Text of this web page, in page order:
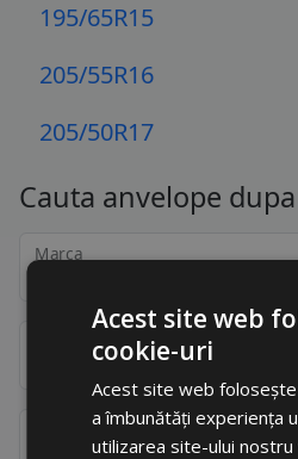
225/50R17
225/55R17
225/60R17
205/40R18
225/40R18
225/45R18
195/65R15
205/55R16
205/50R17
Cauta anvelope
Marca
Acest site web
cookie-uri
Acest site web
a îmbunătăți experiența
utilizarea site-ului